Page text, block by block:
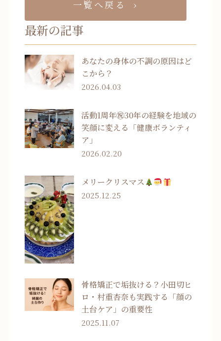
一覧へ戻る
最新の記事
あなたの身体の不調の原因はど
こから？
2026.04.03
活動1周年㊗30年の経験を地域の
笑顔に変える「健康ボランティ
ア」
2026.02.20
メリークリスマス
2025.12.25
骨格矯正で垢抜ける？小田切ヒ
ロ・村重杏奈も実践する「顔の
土台ケア」の重要性
2025.11.07